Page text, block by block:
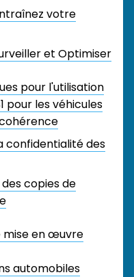
votre
et Optimiser
pour l'utilisation
pour les véhicules
confidentialité des
copies de
mise en œuvre
automobiles